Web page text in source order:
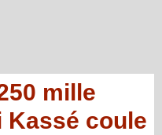
mille
Kassé coule